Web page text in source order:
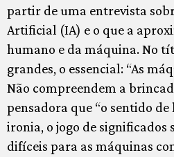
partir de uma entrevista
Artificial (IA) e o que a
humano e da máquina. No
grandes, o essencial: “As
Não compreendem a
pensadora que “o sentido de
ironia, o jogo de significados
difíceis para as máquinas